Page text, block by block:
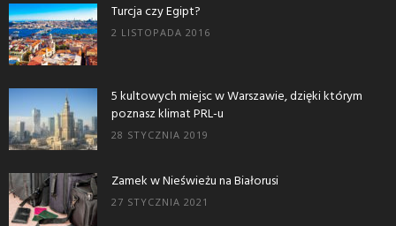
Turcja czy Egipt?
2 LISTOPADA 2016
5 kultowych miejsc w Warszawie, dzięki którym
poznasz klimat PRL-u
28 STYCZNIA 2019
Zamek w Nieświeżu na Białorusi
27 STYCZNIA 2021